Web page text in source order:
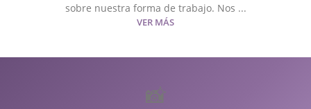
sobre nuestra forma de trabajo. Nos ...
VER MÁS
📸